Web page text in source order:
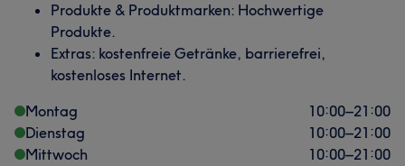
Produkte & Produktmarken: Hochwertige
Produkte.
Extras: kostenfreie Getränke, barrierefrei,
kostenloses Internet.
Montag
10:00–21:00
Dienstag
10:00–21:00
Mittwoch
10:00–21:00